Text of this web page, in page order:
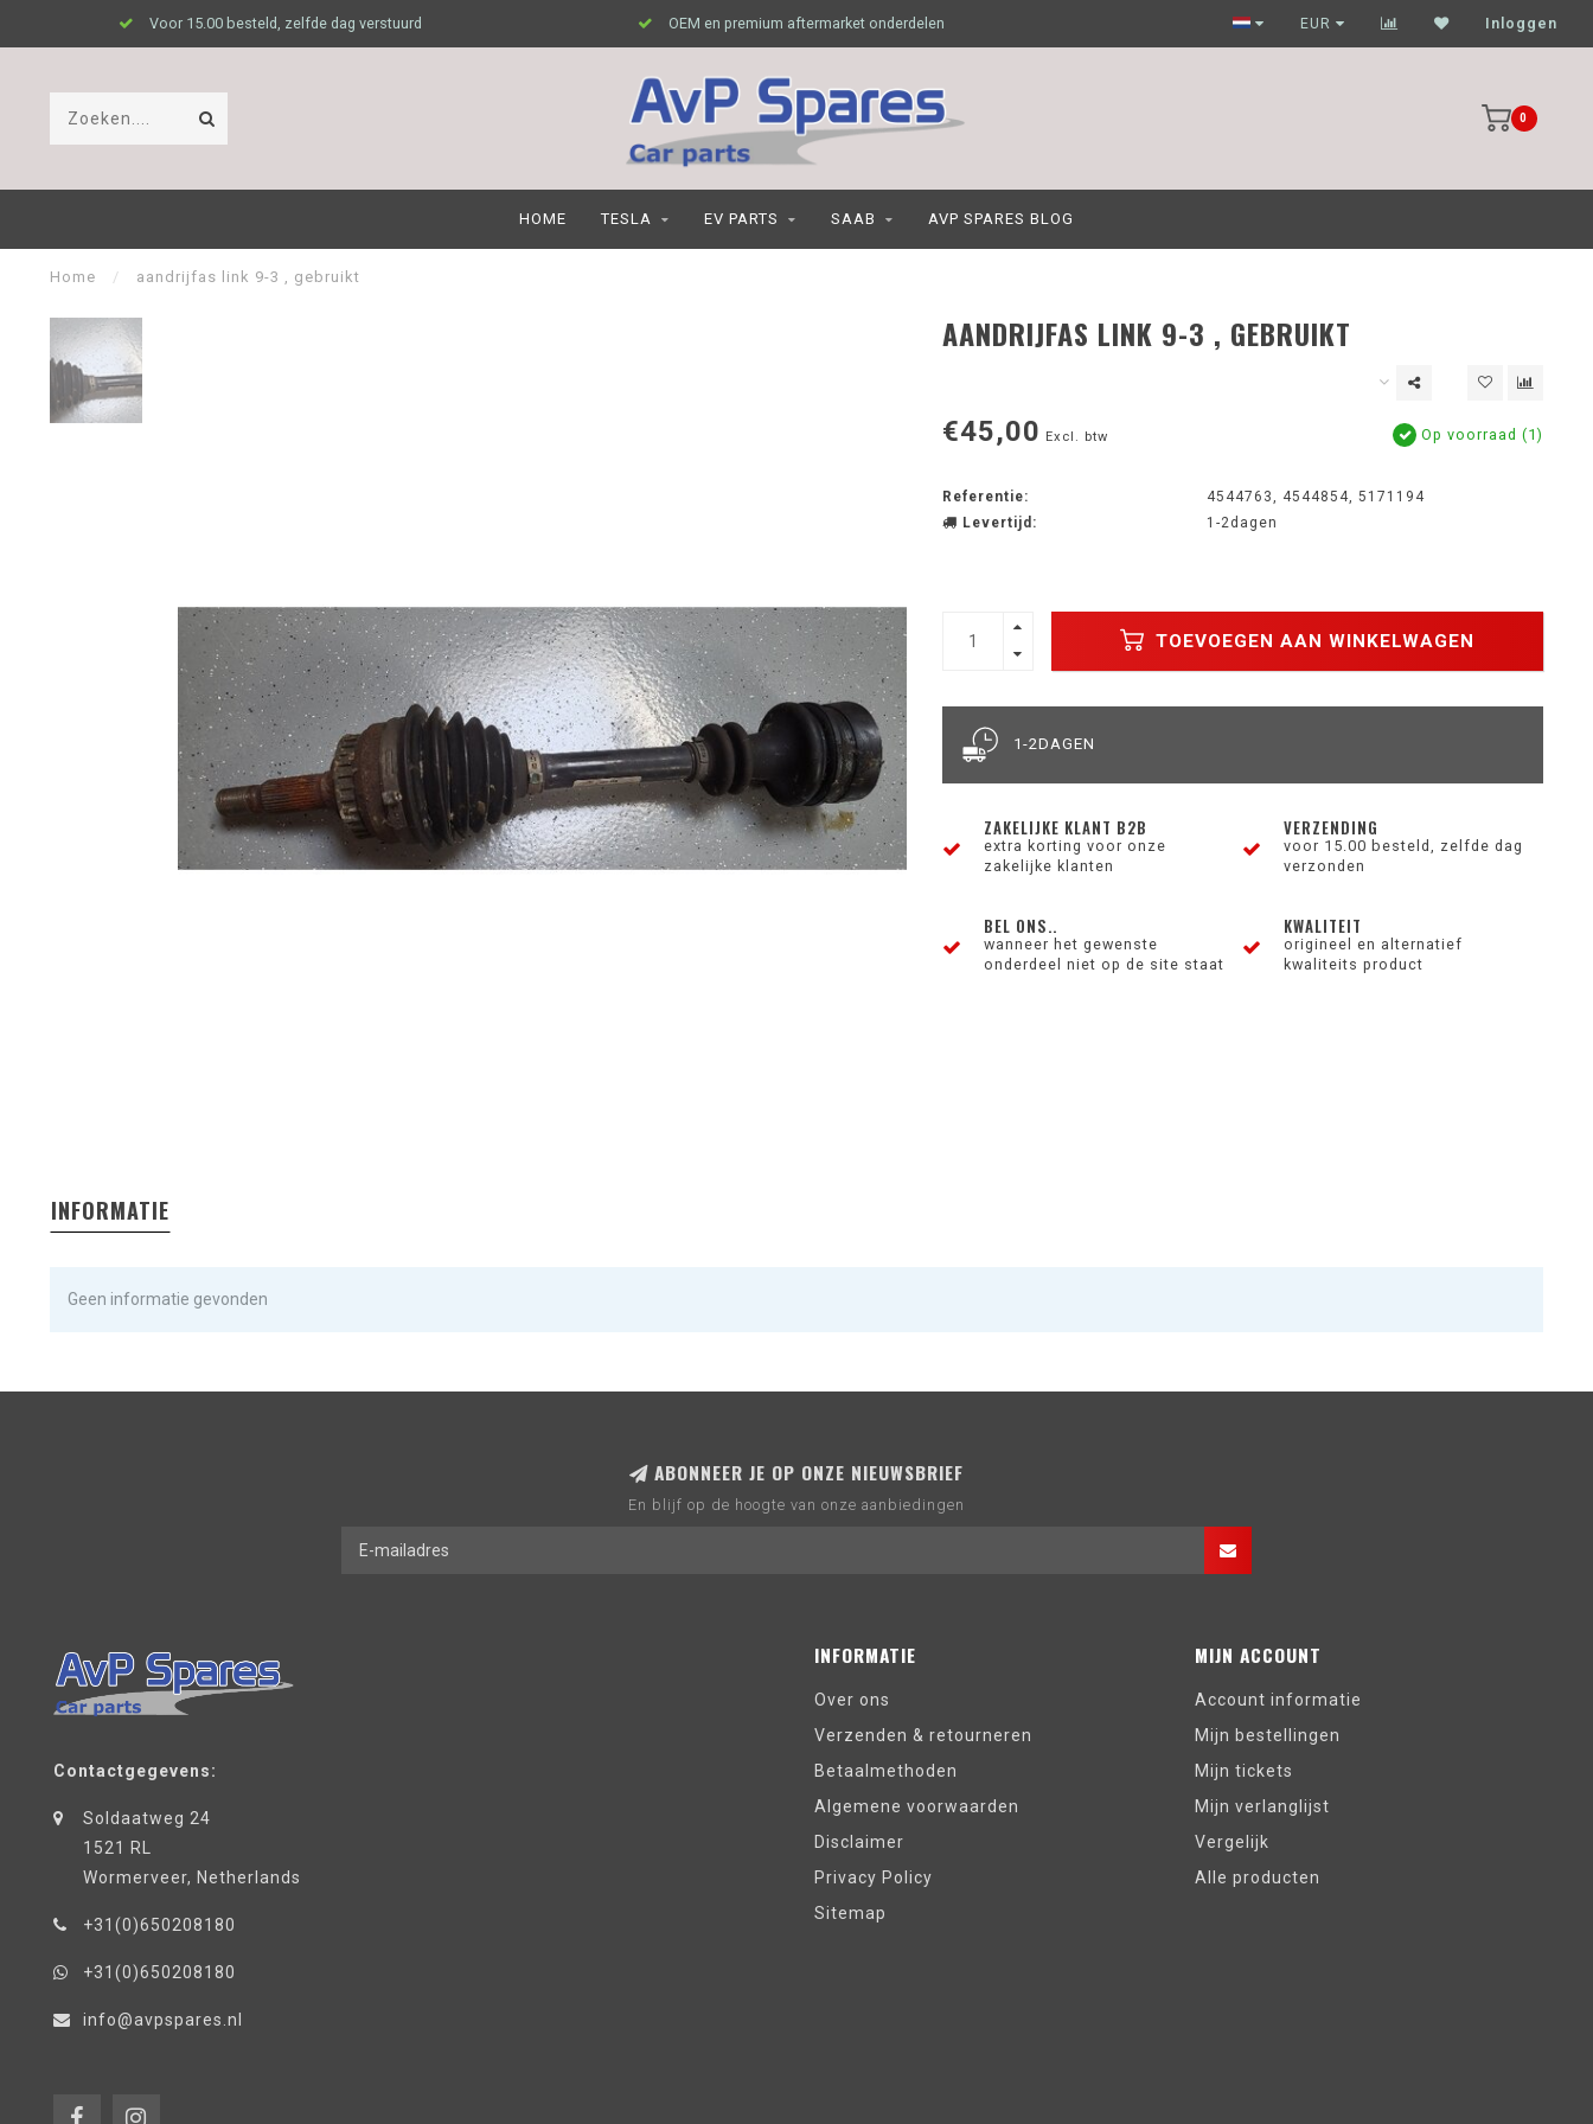
Voor 15.00 besteld, zelfde dag verstuurd OEM en premium aftermarket onderdelen Garagehouders nog scherpere prijzen
EUR Inloggen
0
HOME TESLA EV PARTS SAAB AVP SPARES BLOG
Home / aandrijfas link 9-3 , gebruikt
AANDRIJFAS LINK 9-3 , GEBRUIKT
€45,00 Excl. btw Op voorraad (1)
Referentie:
4544763, 4544854, 5171194
Levertijd:
1-2dagen
TOEVOEGEN AAN WINKELWAGEN
1-2DAGEN
ZAKELIJKE KLANT B2B
extra korting voor onze
zakelijke klanten
VERZENDING
voor 15.00 besteld, zelfde dag
verzonden
BEL ONS..
wanneer het gewenste
onderdeel niet op de site staat
KWALITEIT
origineel en alternatief
kwaliteits product
INFORMATIE
Geen informatie gevonden
ABONNEER JE OP ONZE NIEUWSBRIEF
En blijf op de hoogte van onze aanbiedingen
Contactgegevens:
Soldaatweg 24
1521 RL
Wormerveer, Netherlands
+31(0)650208180
+31(0)650208180
info@avpspares.nl
INFORMATIE
Over ons
Verzenden & retourneren
Betaalmethoden
Algemene voorwaarden
Disclaimer
Privacy Policy
Sitemap
MIJN ACCOUNT
Account informatie
Mijn bestellingen
Mijn tickets
Mijn verlanglijst
Vergelijk
Alle producten